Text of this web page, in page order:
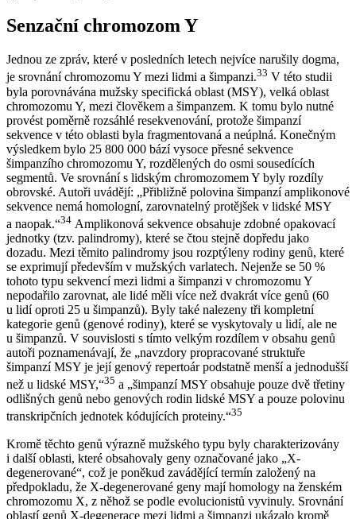
Senzační chromozom Y
Jednou ze zpráv, které v posledních letech nejvíce narušily dogma,
je srovnání chromozomu Y mezi lidmi a šimpanzi.33 V této studii
byla porovnávána mužsky specifická oblast (MSY), velká oblast
chromozomu Y, mezi člověkem a šimpanzem. K tomu bylo nutné
provést poměrně rozsáhlé resekvenování, protože šimpanzí
sekvence v této oblasti byla fragmentovaná a neúplná. Konečným
výsledkem bylo 25 800 000 bází vysoce přesné sekvence
šimpanzího chromozomu Y, rozdělených do osmi sousedících
segmentů. Ve srovnání s lidským chromozomem Y byly rozdíly
obrovské. Autoři uvádějí: „Přibližně polovina šimpanzí amplikonové
sekvence nemá homologní, zarovnatelný protějšek v lidské MSY
a naopak.“34 Amplikonová sekvence obsahuje zdobné opakovací
jednotky (tzv. palindromy), které se čtou stejně dopředu jako
dozadu. Mezi těmito palindromy jsou rozptýleny rodiny genů, které
se exprimují především v mužských varlatech. Nejenže se 50 %
tohoto typu sekvencí mezi lidmi a šimpanzi v chromozomu Y
nepodařilo zarovnat, ale lidé měli více než dvakrát více genů (60
u lidí oproti 25 u šimpanzů). Byly také nalezeny tři kompletní
kategorie genů (genové rodiny), které se vyskytovaly u lidí, ale ne
u šimpanzů. V souvislosti s tímto velkým rozdílem v obsahu genů
autoři poznamenávají, že „navzdory propracované struktuře
šimpanzí MSY je její genový repertoár podstatně menší a jednodušší
než u lidské MSY,“35 a „šimpanzí MSY obsahuje pouze dvě třetiny
odlišných genů nebo genových rodin lidské MSY a pouze polovinu
transkripčních jednotek kódujících proteiny.“35
Kromě těchto genů výrazně mužského typu byly charakterizovány
i další oblasti, které obsahovaly geny označované jako „X-
degenerované“, což je poněkud zavádějící termín založený na
předpokladu, že X-degenerované geny mají homology na ženském
chromozomu X, z něhož se podle evolucionistů vyvinuly. Srovnání
oblastí genů X-degenerace mezi lidmi a šimpanzi ukázalo kromě